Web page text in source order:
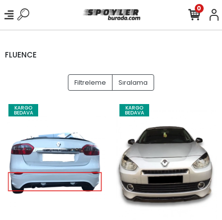
0
FLUENCE
Filtreleme Sıralama
KARGO
BEDAVA
KARGO
BEDAVA